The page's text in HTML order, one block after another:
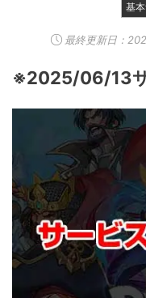
基
最終更新日：
※2025/06/13